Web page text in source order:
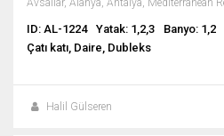
ID: AL-1224 Yatak: 1,2,3 Banyo: 1,2
Çatı katı, Daire, Dubleks
Halil Gülseren